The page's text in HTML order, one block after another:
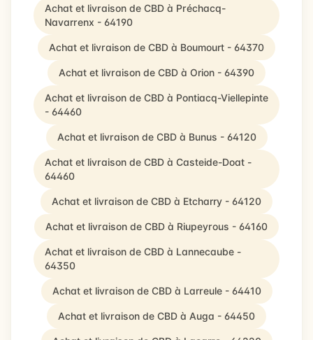
Achat et livraison de CBD à Préchacq-
Navarrenx - 64190
Achat et livraison de CBD à Boumourt - 64370
Achat et livraison de CBD à Orion - 64390
Achat et livraison de CBD à Pontiacq-Viellepinte
- 64460
Achat et livraison de CBD à Bunus - 64120
Achat et livraison de CBD à Casteide-Doat -
64460
Achat et livraison de CBD à Etcharry - 64120
Achat et livraison de CBD à Riupeyrous - 64160
Achat et livraison de CBD à Lannecaube -
64350
Achat et livraison de CBD à Larreule - 64410
Achat et livraison de CBD à Auga - 64450